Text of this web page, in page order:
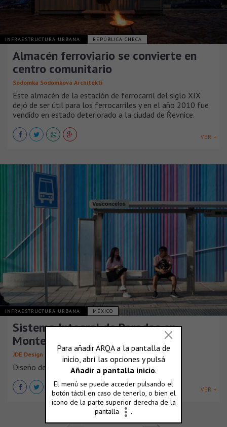
INFRAESTRUCTURA URBANA REPÚBLICA CHECA
Almacén ferroviario se convierte en
centro comunitario
Sodomka Sodomková Architekti
Este almacén de la estación de ferrocarril del siglo XIX
dejó de ser útil para los ferrocarriles y en el año 2010 fue
vendido en estado deteriorado a la ciudad de Řevnice.
VER +
INFRAESTRUCTURA URBANA MÉXICO
Sistema Integral de Paradas en
Monterrey
JDE Design Driven Consultancy
Diseño de una parada digna de transporte público
VER +